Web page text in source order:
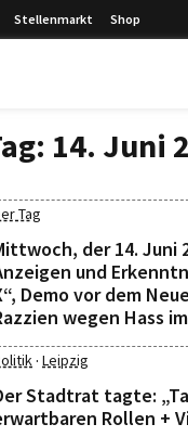
Stellenmarkt Shop
14. Juni
Tag
der 14. Juni
und
Demo vor dem
wegen Hass
· Leipzig
Stadtrat tagte:
Rollen +